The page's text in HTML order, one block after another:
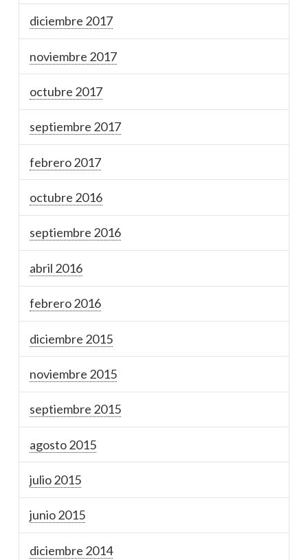
diciembre 2017
noviembre 2017
octubre 2017
septiembre 2017
febrero 2017
octubre 2016
septiembre 2016
abril 2016
febrero 2016
diciembre 2015
noviembre 2015
septiembre 2015
agosto 2015
julio 2015
junio 2015
diciembre 2014